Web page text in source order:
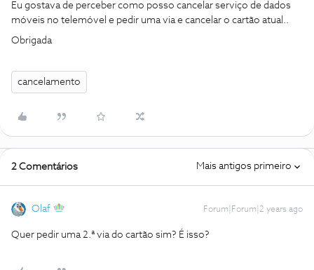
Eu gostava de perceber como posso cancelar serviço de dados
móveis no telemóvel e pedir uma via e cancelar o cartão atual..
Obrigada
cancelamento
2 Comentários Mais antigos primeiro
Olaf Forum|Forum|2 years ago
Quer pedir uma 2.ª via do cartão sim? É isso?